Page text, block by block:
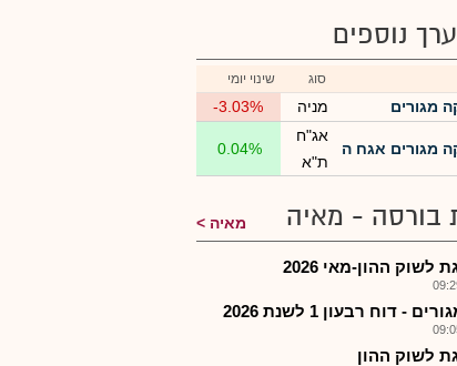
ערך נוספים
סוג שינוי יומי
מגורים מניה -3.03%
מגורים אגח ה
אג"ח
ת"א
0.04%
בורסה - מאיה מאיה
ההון-מאי 2026
- דוח רבעון 1 לשנת 2026
לשוק ההון